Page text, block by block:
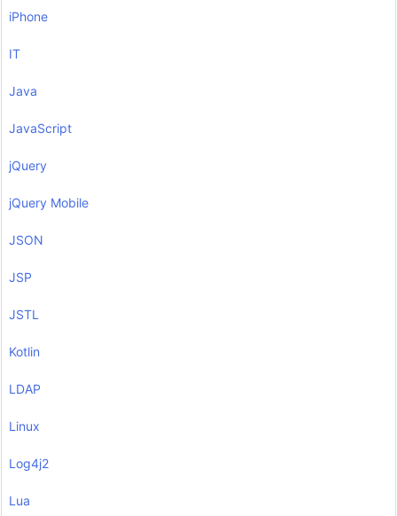
iPhone
IT
Java
JavaScript
jQuery
jQuery Mobile
JSON
JSP
JSTL
Kotlin
LDAP
Linux
Log4j2
Lua